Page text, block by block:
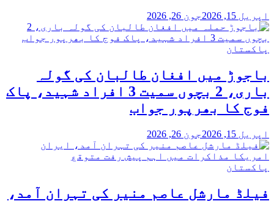
اپریل 15, 2026 جون 26, 2026
پاکستان
باجوڑ میں افغان طالبان کی گولہ
باری، 2 بچوں سمیت 3 افراد شہید، پاک
فوج کا بھرپور جواب
اپریل 15, 2026 جون 26, 2026
پاکستان
فیلڈ مارشل عاصم منیر کی تہران آمد،